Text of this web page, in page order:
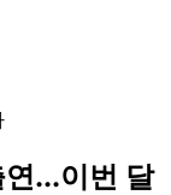
...이번 달